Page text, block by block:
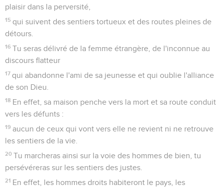
plaisir dans la perversité,
15 qui suivent des sentiers tortueux et des routes pleines de
détours.
16 Tu seras délivré de la femme étrangère, de l'inconnue au
discours flatteur
17 qui abandonne l'ami de sa jeunesse et qui oublie l'alliance
de son Dieu.
18 En effet, sa maison penche vers la mort et sa route conduit
vers les défunts :
19 aucun de ceux qui vont vers elle ne revient ni ne retrouve
les sentiers de la vie.
20 Tu marcheras ainsi sur la voie des hommes de bien, tu
persévéreras sur les sentiers des justes.
21 En effet, les hommes droits habiteront le pays, les